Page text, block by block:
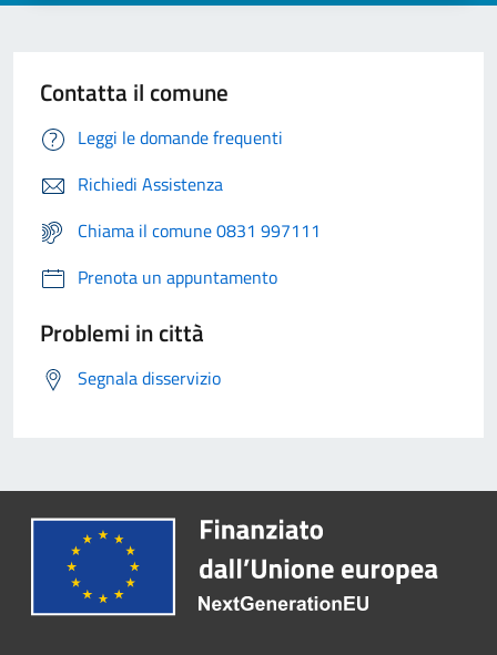
Contatta il comune
Leggi le domande frequenti
Richiedi Assistenza
Chiama il comune 0831 997111
Prenota un appuntamento
Problemi in città
Segnala disservizio